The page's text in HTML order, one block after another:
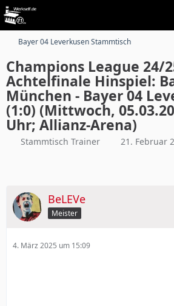
Bayer 04 Leverkusen Stammtisch
Champions League 24/
Achtelfinale Hinspiel:
München - Bayer 04
(1:0) (Mittwoch,
Uhr; Allianz-Arena)
Stammtisch Trainer 21. Februar
BeLEVe
Meister
4. März 2025 um 15:09